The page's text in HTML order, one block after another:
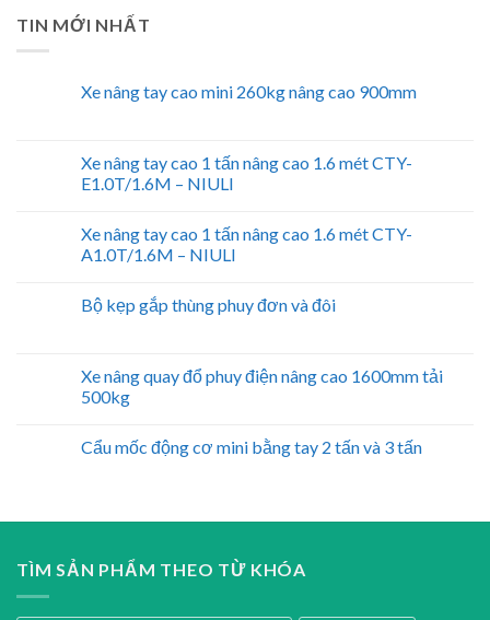
TIN MỚI NHẤT
Xe nâng tay cao mini 260kg nâng cao 900mm
Xe nâng tay cao 1 tấn nâng cao 1.6 mét CTY-
E1.0T/1.6M – NIULI
Xe nâng tay cao 1 tấn nâng cao 1.6 mét CTY-
A1.0T/1.6M – NIULI
Bộ kẹp gắp thùng phuy đơn và đôi
Xe nâng quay đổ phuy điện nâng cao 1600mm tải
500kg
Cẩu mốc động cơ mini bằng tay 2 tấn và 3 tấn
TÌM SẢN PHẨM THEO TỪ KHÓA